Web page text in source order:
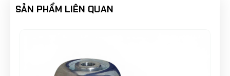
SẢN PHẨM LIÊN QUAN